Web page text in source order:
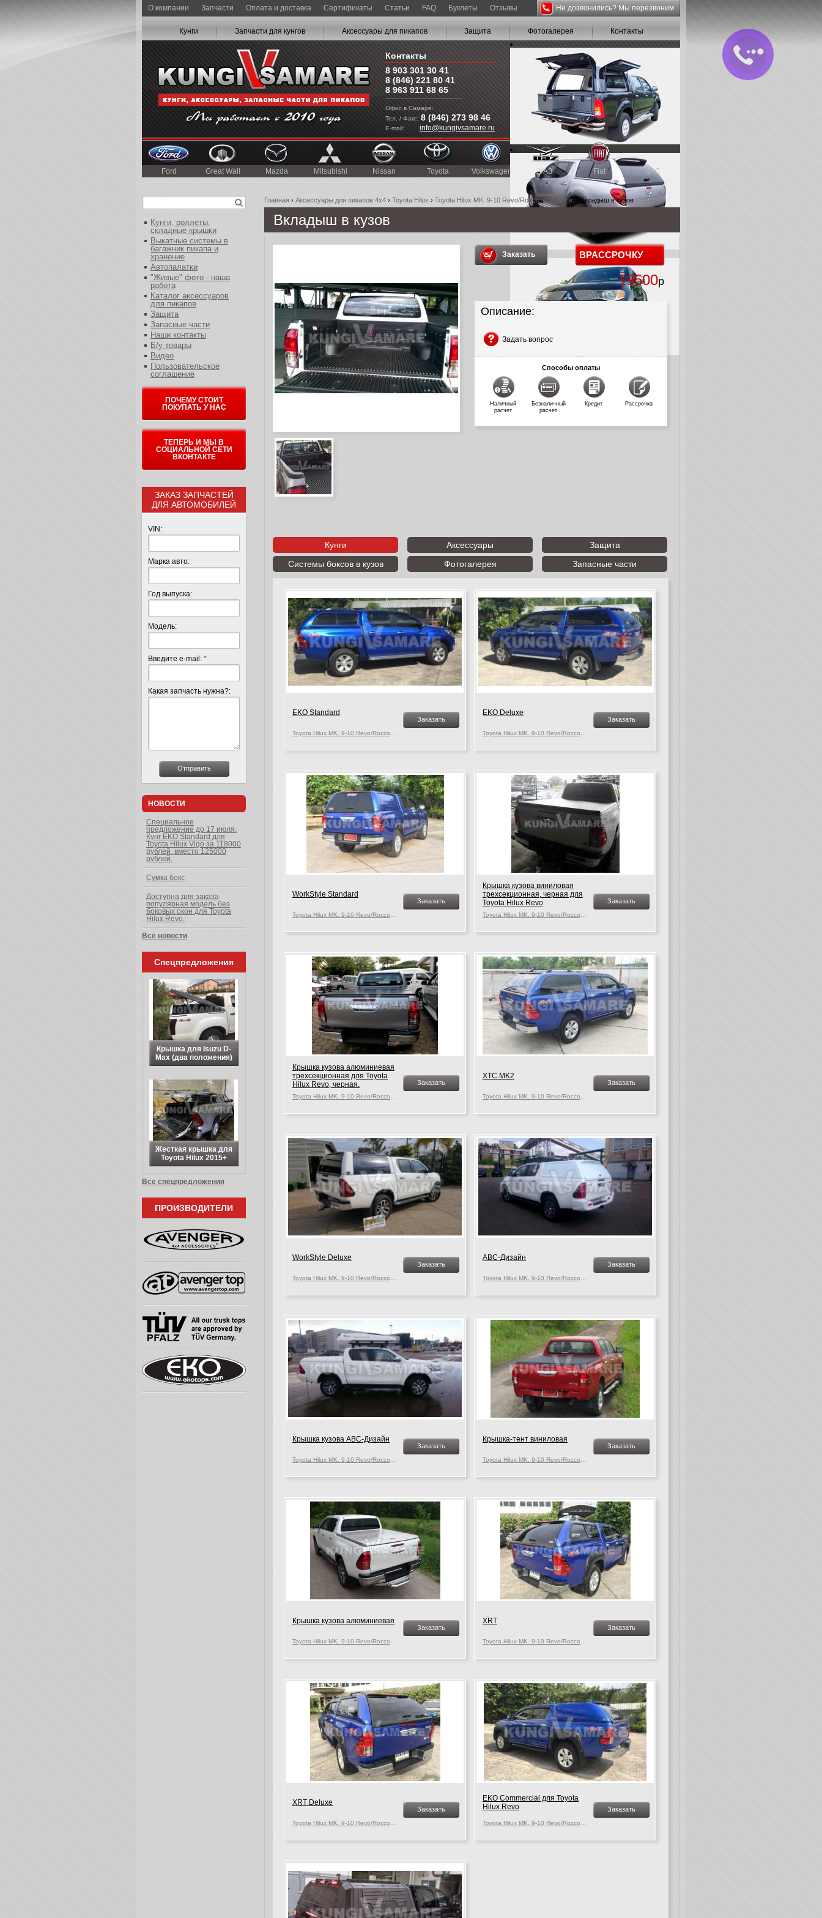
О компании Запчасти Оплата и доставка Сертификаты Статьи FAQ Буклеты Отзывы
Кунги Запчасти для кунгов Аксессуары для пикапов Защита Фотогалерея Контакты
Контакты
8 903 301 30 41
8 (846) 221 80 41
8 963 911 68 65
Офис в Самаре:
Тел. / Факс: 8 (846) 273 98 46
E-mail: info@kungivsamare.ru
Не дозвонились? Мы перезвоним
Ford Great Wall Mazda Mitsubishi Nissan Toyota Volkswagen УАЗ Fiat JAC
Главная › Аксессуары для пикапов 4x4 › Toyota Hilux › Toyota Hilux MK. 9-10 Revo/Rocco, c 2015 г.в. › Вкладыш в кузов
Вкладыш в кузов
Заказать ВРАССРОЧКУ
19500р
Описание:
Задать вопрос
Способы оплаты
Наличный
расчет
Безналичный
расчет
Кредит Рассрочка
Кунги Аксессуары
Защита
Системы боксов в кузов
Фотогалерея Запасные части
EKO Standard
Заказать
EKO Deluxe
Заказать
WorkStyle Standard
Заказать
Крышка кузова виниловая
трехсекционная, черная для
Toyota Hilux Revo
Заказать
Крышка кузова алюминиевая
трехсекционная для Toyota
Hilux Revo, черная.
Заказать
XTC.MK2
Заказать
WorkStyle Deluxe
Заказать
АВС-Дизайн
Заказать
Крышка кузова АВС-Дизайн
Заказать
Крышка-тент виниловая
Заказать
Крышка кузова алюминиевая
Заказать
XRT
Заказать
XRT Deluxe
Заказать
EKO Commerсial для Toyota
Hilux Revo
Заказать
Кунги, роллеты,
складные крышки
Выкатные системы в
багажник пикапа и
хранение
Автопалатки
"Живые" фото - наша
работа
Каталог аксессуаров
для пикапов
Защита
Запасные части
Наши контакты
Б/у товары
Видео
Пользовательское
соглашение
ПОЧЕМУ СТОИТ
ПОКУПАТЬ У НАС
ТЕПЕРЬ И МЫ В
СОЦИАЛЬНОЙ СЕТИ
ВКОНТАКТЕ
ЗАКАЗ ЗАПЧАСТЕЙ
ДЛЯ АВТОМОБИЛЕЙ
VIN:
Марка авто:
Год выпуска:
Модель:
Введите e-mail: *
Какая запчасть нужна?:
НОВОСТИ
Специальное
предложение до 17 июля.
Кунг EKO Standard для
Toyota Hilux Vigo за 118000
рублей, вместо 125000
рублей.
Сумка бокс
Доступна для заказа
популярная модель без
боковых окон для Toyota
Hilux Revo.
Все новости
Спецпредложения
Крышка для Isuzu D-
Max (два положения)
Жесткая крышка для
Toyota Hilux 2015+
Все спецпредложения
ПРОИЗВОДИТЕЛИ